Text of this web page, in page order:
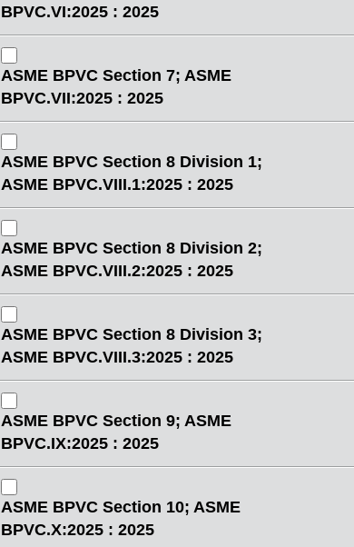
BPVC.VI:2025 : 2025
ASME BPVC Section 7; ASME
BPVC.VII:2025 : 2025
ASME BPVC Section 8 Division 1;
ASME BPVC.VIII.1:2025 : 2025
ASME BPVC Section 8 Division 2;
ASME BPVC.VIII.2:2025 : 2025
ASME BPVC Section 8 Division 3;
ASME BPVC.VIII.3:2025 : 2025
ASME BPVC Section 9; ASME
BPVC.IX:2025 : 2025
ASME BPVC Section 10; ASME
BPVC.X:2025 : 2025